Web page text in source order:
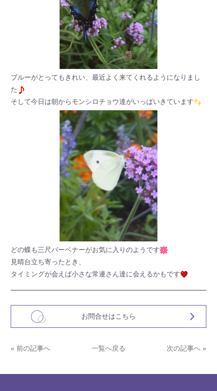
ブルーがとってもきれい、最近よく来てくれるようになりまし
た
そして今日は朝からモンシロチョウ達がいっぱいきています
どの蝶も三尺バーベナーがお気に入りのようです
見晴台立ち寄ったとき、
タイミングが会えば小さな常連さん達に会えるかもです
お問合せはこちら
« 前の記事へ 一覧へ戻る 次の記事へ »